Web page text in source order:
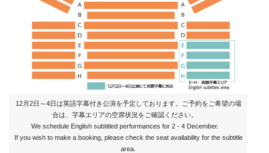
12月2日～4日は英語字幕付き公演を予定しております。ご予約をご希望の場
合は、字幕エリアの空席状況をご確認ください。
We schedule English subtitled performances for 2 - 4 December.
If you wish to make a booking, please check the seat availability for the subtitle
area.